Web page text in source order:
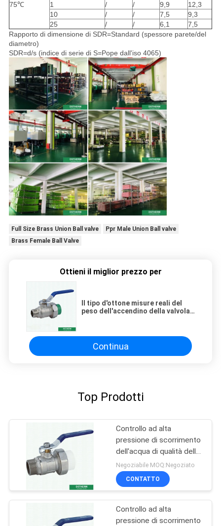
75℃
1 / / 9,9
12,3
10
/ / 7,5
9,3
25
/ / 6,1
7,5
Rapporto di dimensione di SDR=Standard (spessore parete/del
diametro)
SDR=d/s (indice di serie di S=Pope dall'iso 4065)
Full Size Brass Union Ball valve
Ppr Male Union Ball valve
Brass Female Ball Valve
Ottieni il miglior prezzo per
Il tipo d'ottone misure reali del
peso dell'accendino della valvola
digiuna flusso
Continua
Top Prodotti
Controllo ad alta
pressione di scorrimento
dell'acqua di qualità della
valvola a sfera maschio
del sindacato di Ppr
forte
Negoziabile MOQ:Negoziato
CONTATTO
Controllo ad alta
pressione di scorrimento